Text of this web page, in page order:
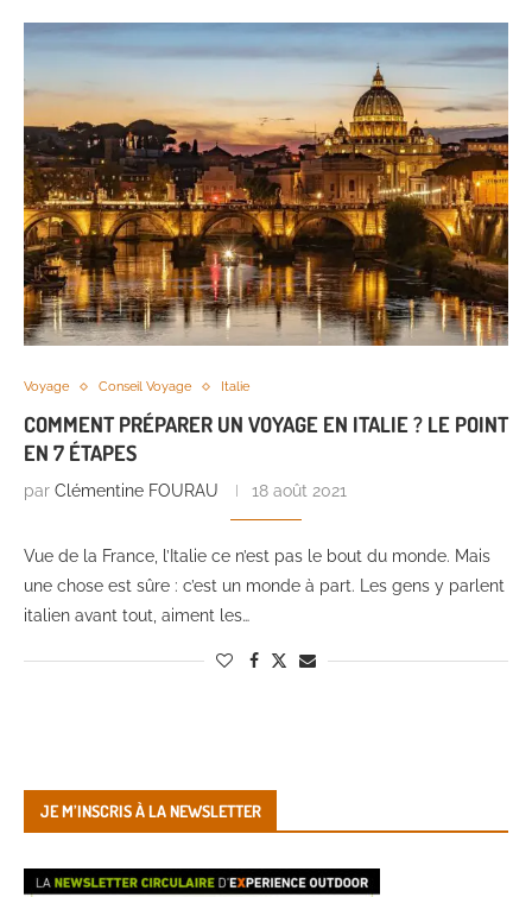
Voyage Conseil Voyage Italie
COMMENT PRÉPARER UN VOYAGE EN ITALIE ? LE POINT
EN 7 ÉTAPES
par Clémentine FOURAU 18 août 2021
Vue de la France, l’Italie ce n’est pas le bout du monde. Mais
une chose est sûre : c’est un monde à part. Les gens y parlent
italien avant tout, aiment les…
JE M’INSCRIS À LA NEWSLETTER